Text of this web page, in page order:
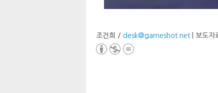
조건희 / desk@gameshot.net | 보도자